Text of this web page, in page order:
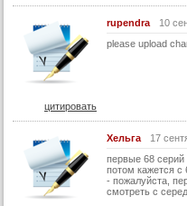
43 серия (суб)
44 серия (суб)
46 серия (суб)
47 серия (суб)
48 серия (суб)
49 серия (суб)
rupendra
10
please upload
цитировать
Хельга
17
первые 68 серий
потом кажется с
- пожалуйста,
смотреть с